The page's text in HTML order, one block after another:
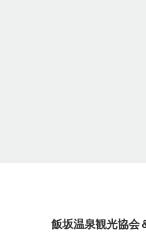
飯坂温泉観光協会